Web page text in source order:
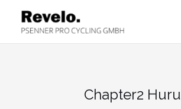
Inhalt
springen
Chapter2 Huru